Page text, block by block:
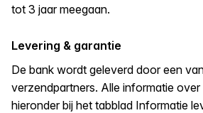
tot 3 jaar meegaan.
Levering & garantie
De bank wordt geleverd door een
verzendpartners. Alle informatie
hieronder bij het tabblad Informatie